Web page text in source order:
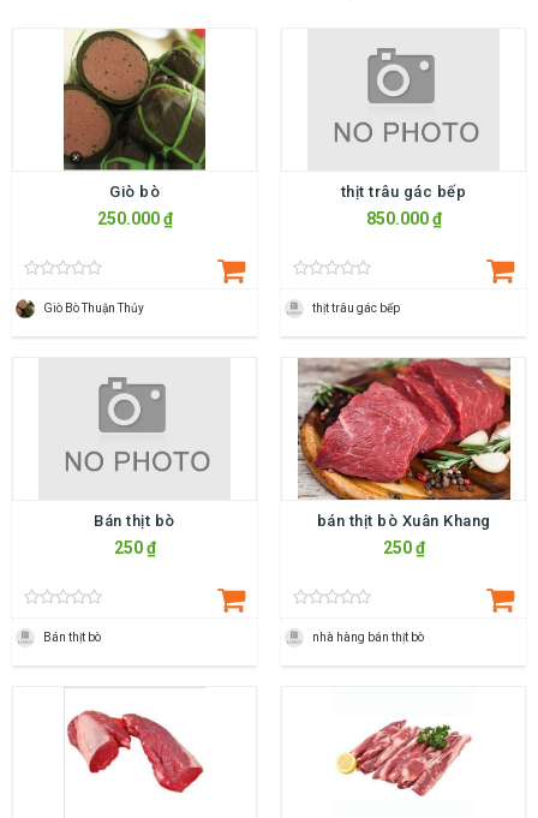
Giò bò
250.000 ₫
Giò Bò Thuận Thủy
thịt trâu gác bếp
850.000 ₫
thịt trâu gác bếp
Bán thịt bò
250 ₫
Bán thịt bò
bán thịt bò Xuân Khang
250 ₫
nhà hàng bán thịt bò